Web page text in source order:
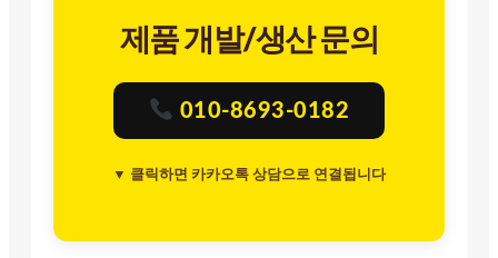
제품 개발/생산 문의
010-8693-0182
▼ 클릭하면 카카오톡 상담으로 연결됩니다